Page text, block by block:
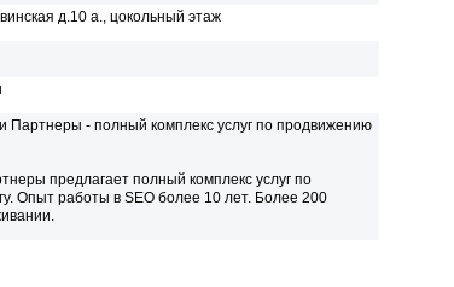
д.10 а., цокольный этаж
Партнеры - полный комплекс услуг по продвижению
предлагает полный комплекс услуг по
Опыт работы в SEO более 10 лет. Более 200